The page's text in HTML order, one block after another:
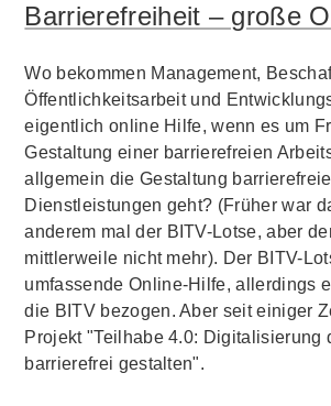
Barrierefreiheit – große
Wo bekommen Management,
Öffentlichkeitsarbeit und
eigentlich online Hilfe, wenn es um
Gestaltung einer barrierefreien
allgemein die Gestaltung
Dienstleistungen geht? (Früher war
anderem mal der BITV-Lotse, aber
mittlerweile nicht mehr). Der BITV-
umfassende Online-Hilfe, allerdings
die BITV bezogen. Aber seit einiger
Projekt "Teilhabe 4.0: Digitalisierung
barrierefrei gestalten".